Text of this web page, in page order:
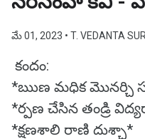
మే 01, 2023 • T. VEDANTA
కందం:
*ఋణ మధిక మొనర్చి
*ర్పణ చేసిన తండ్రి
*క్షణశాలి రాణి దుశ్చా*